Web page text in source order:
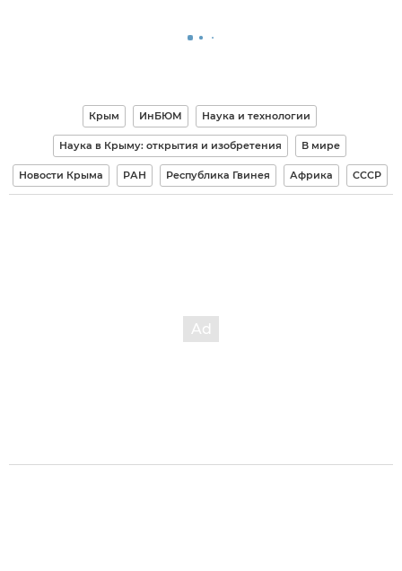
Крым ИнБЮМ Наука и технологии
Наука в Крыму: открытия и изобретения В мире
Новости Крыма РАН Республика Гвинея Африка СССР